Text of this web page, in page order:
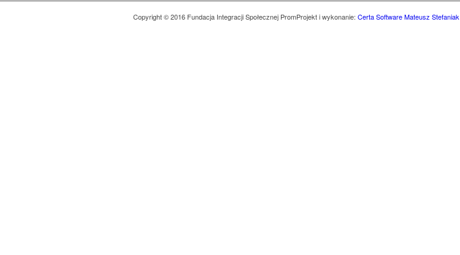
Copyright © 2016 Fundacja Integracji Społecznej PromProjekt i wykonanie: Certa Software Mateusz Stefaniak